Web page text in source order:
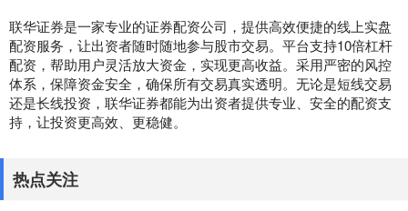
联华证券是一家专业的证券配资公司，提供高效便捷的线上实盘
配资服务，让出资者随时随地参与股市交易。平台支持10倍杠杆
配资，帮助用户灵活放大资金，实现更高收益。采用严密的风控
体系，保障资金安全，确保所有交易真实透明。无论是短线交易
还是长线投资，联华证券都能为出资者提供专业、安全的配资支
持，让投资更高效、更稳健。
热点关注